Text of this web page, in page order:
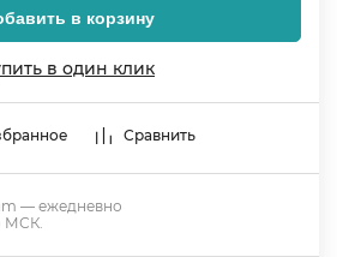
в корзину
в один клик
Сравнить
— ежедневно
МСК.